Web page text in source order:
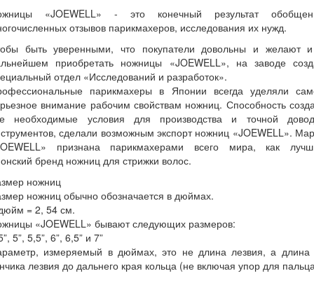
«JOEWELL» - это конечный результат
отзывов парикмахеров, исследования их нужд.
быть уверенными, что покупатели довольны и желают
приобретать ножницы «JOEWELL», на заводе
отдел «Исследований и разработок».
парикмахеры в Японии всегда уделяли
внимание рабочим свойствам ножниц. Способность
необходимые условия для производства и точной
сделали возможным экспорт ножниц «JOEWELL».
признана парикмахерами всего мира, как
бренд ножниц для стрижки волос.
ножниц
ножниц обычно обозначается в дюймах.
= 2, 54 см.
«JOEWELL» бывают следующих размеров:
5”, 5,5”, 6”, 6,5” и 7”
измеряемый в дюймах, это не длина лезвия, а длина
лезвия до дальнего края кольца (не включая упор для